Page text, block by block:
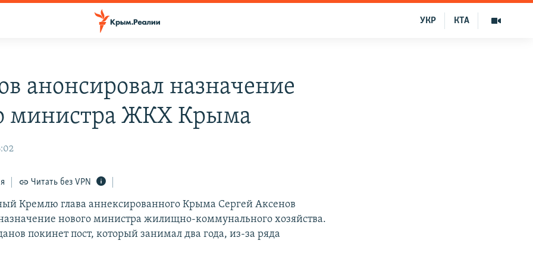
КТА
УКР
анонсировал назначение
министра ЖКХ Крыма
Читать без VPN
Кремлю глава аннексированного Крыма Сергей Аксенов
нового министра жилищно-коммунального хозяйства.
покинет пост, который занимал два года, из-за ряда